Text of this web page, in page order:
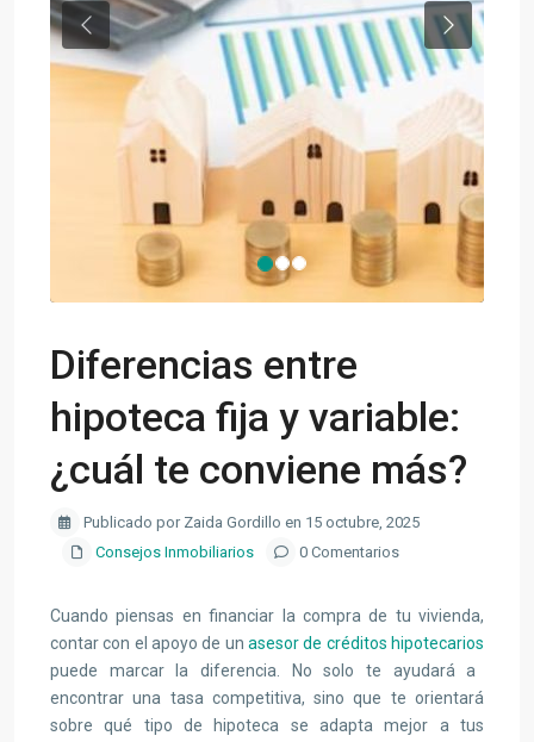
Previous Next
Diferencias entre
hipoteca fija y variable:
¿cuál te conviene más?
Publicado por Zaida Gordillo en 15 octubre, 2025
Consejos Inmobiliarios
0 Comentarios
Cuando piensas en financiar la compra de tu vivienda,
contar con el apoyo de un asesor de créditos hipotecarios
puede marcar la diferencia. No solo te ayudará a
encontrar una tasa competitiva, sino que te orientará
sobre qué tipo de hipoteca se adapta mejor a tus